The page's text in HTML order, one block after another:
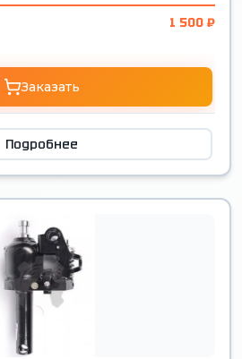
1 500 ₽
Заказать
Подробнее